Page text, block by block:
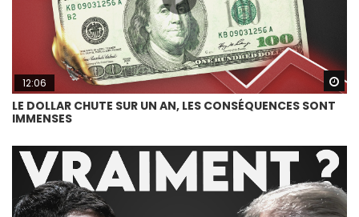
12:06
LE DOLLAR CHUTE SUR UN AN, LES CONSÉQUENCES SONT
IMMENSES